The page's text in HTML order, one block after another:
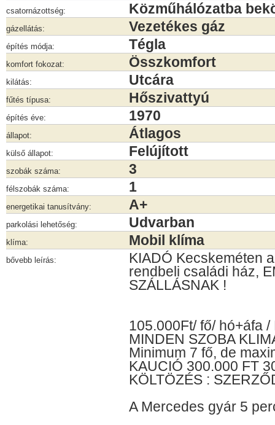
csatornázottség: Közműhálózatba
gázellátás: Vezetékes gáz
építés módja: Tégla
komfort fokozat: Összkomfort
kilátás: Utcára
fűtés típusa: Hőszivattyú
építés éve: 1970
állapot: Átlagos
külső állapot: Felújított
szobák száma: 3
félszobák száma: 1
energetikai tanusítvány: A+
parkolási lehetőség: Udvarban
klíma: Mobil klíma
bővebb leírás:
KIADÓ Kecskeméten
rendbeli családi ház,
SZÁLLÁSNAK !
105.000Ft/ fő/ hó+áfa
MINDEN SZOBA
Minimum 7 fő, de
KAUCIÓ 300.000 FT
KÖLTÖZÉS :
A Mercedes gyár 5